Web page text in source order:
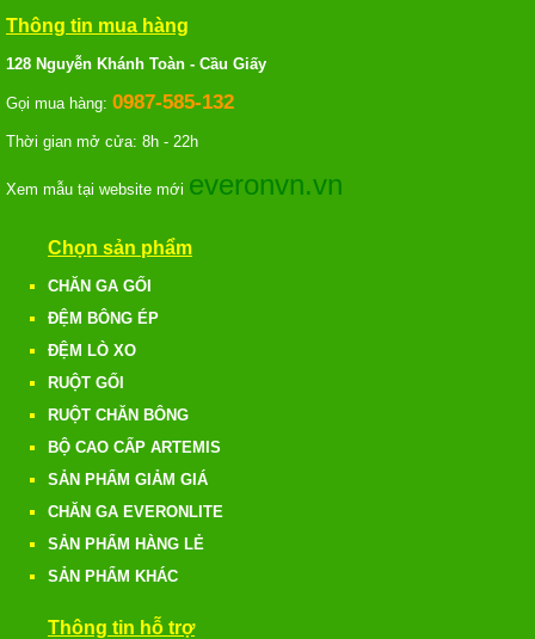
Thông tin mua hàng
128 Nguyễn Khánh Toàn - Cầu Giấy
Gọi mua hàng: 0987-585-132
Thời gian mở cửa: 8h - 22h
Xem mẫu tại website mới everonvn.vn
Chọn sản phẩm
CHĂN GA GỐI
ĐỆM BÔNG ÉP
ĐỆM LÒ XO
RUỘT GỐI
RUỘT CHĂN BÔNG
BỘ CAO CẤP ARTEMIS
SẢN PHẨM GIẢM GIÁ
CHĂN GA EVERONLITE
SẢN PHẨM HÀNG LẺ
SẢN PHẨM KHÁC
Thông tin hỗ trợ